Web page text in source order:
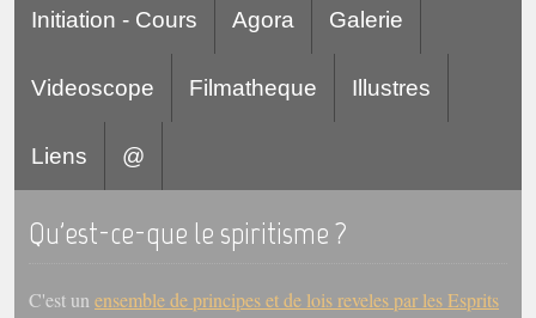
Initiation - Cours Agora Galerie
Videoscope Filmatheque Illustres
Liens @
Qu'est-ce-que le spiritisme ?
C'est un ensemble de principes et de lois reveles par les Esprits